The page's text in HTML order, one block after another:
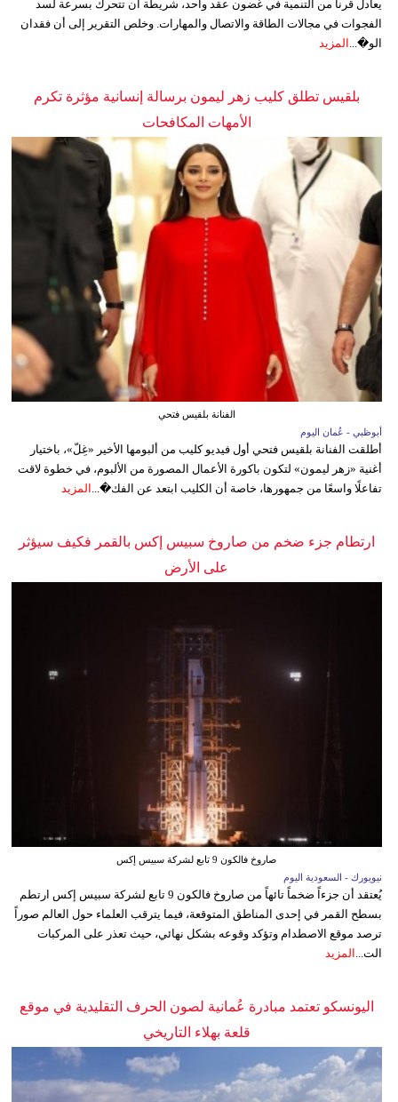
يعادل قرناً من التنمية في غضون عقد واحد، شريطة أن تتحرك بسرعة لسد
الفجوات في مجالات الطاقة والاتصال والمهارات. وخلص التقرير إلى أن فقدان
الو�... المزيد
بلقيس تطلق كليب زهر ليمون برسالة إنسانية مؤثرة تكرم
الأمهات المكافحات
الفنانة بلقيس فتحي
أبوظبي - عُمان اليوم
أطلقت الفنانة بلقيس فتحي أول فيديو كليب من ألبومها الأخير «غِلّ»، باختيار
أغنية «زهر ليمون» لتكون باكورة الأعمال المصورة من الألبوم، في خطوة لاقت
تفاعلًا واسعًا من جمهورها، خاصة أن الكليب ابتعد عن الفك�...
المزيد
ارتطام جزء ضخم من صاروخ سبيس إكس بالقمر فكيف سيؤثر
على الأرض
صاروخ فالكون 9 تابع لشركة سبيس إكس
نيويورك - السعودية اليوم
يُعتقد أن جزءاً ضخماً تائهاً من صاروخ فالكون 9 تابع لشركة سبيس إكس ارتطم
بسطح القمر في إحدى المناطق المتوقعة، فيما يترقب العلماء حول العالم صوراً
ترصد موقع الاصطدام وتؤكد وقوعه بشكل نهائي، حيث تعذر على المركبات
الت... المزيد
اليونسكو تعتمد مبادرة عُمانية لصون الحرف التقليدية في موقع
قلعة بهلاء التاريخي